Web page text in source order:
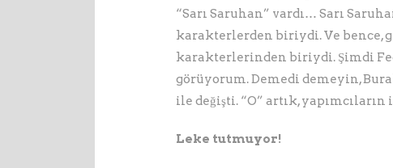
“Sarı Saruhan” vardı… Sarı
karakterlerden biriydi. Ve bence,
karakterlerinden biriydi. Şimdi
görüyorum. Demedi demeyin,
ile değişti. “O” artık,
Leke tutmuyor!